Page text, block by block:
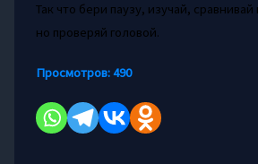
Так что бери паузу, изучай,
но проверяй головой.
Просмотров:490